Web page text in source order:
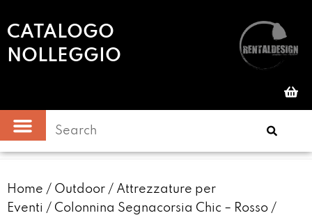
CATALOGO
NOLLEGGIO
Home / Outdoor / Attrezzature per
Eventi / Colonnina Segnacorsia Chic – Rosso /